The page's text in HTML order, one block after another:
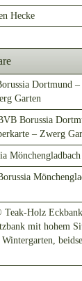
Hecke
Dortmund
Garten
Borussia
– Zwerg
Holz
mit hohem